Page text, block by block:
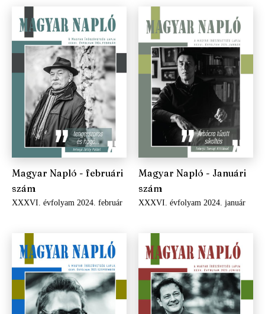
Magyar Napló - februári
szám
XXXVI. évfolyam 2024. február
Magyar Napló - Januári
szám
XXXVI. évfolyam 2024. január